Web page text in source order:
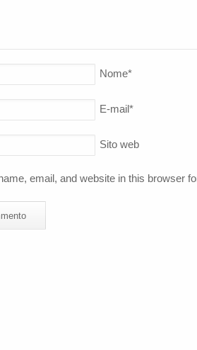
Nome*
E-mail*
Sito web
email, and website in this browser